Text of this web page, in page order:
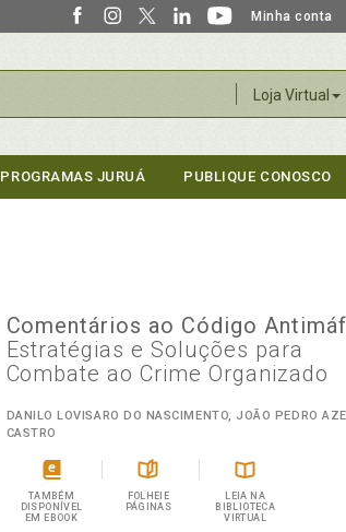
Minha conta
Loja Virtual
PROGRAMAS JURUÁ PUBLIQUE CONOSCO
Comentários ao Código
Estratégias e Soluções para
Combate ao Crime Organizado
DANILO LOVISARO DO NASCIMENTO, JOÃO PEDRO
CASTRO
TAMBÉM
DISPONÍVEL
EM EBOOK
FOLHEIE
PÁGINAS
LEIA NA
BIBLIOTECA
VIRTUAL